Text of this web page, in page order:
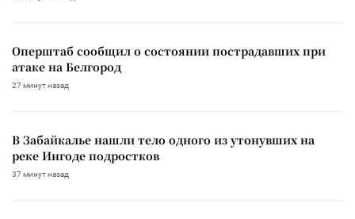
Оперштаб сообщил о состоянии пострадавших при
атаке на Белгород
27 минут назад
В Забайкалье нашли тело одного из утонувших на
реке Ингоде подростков
37 минут назад